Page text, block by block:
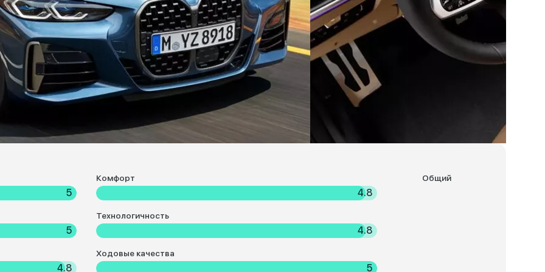
5
Комфорт
4.8
5
Технологичность
4.8
4.8
Ходовые качества
5
Общий